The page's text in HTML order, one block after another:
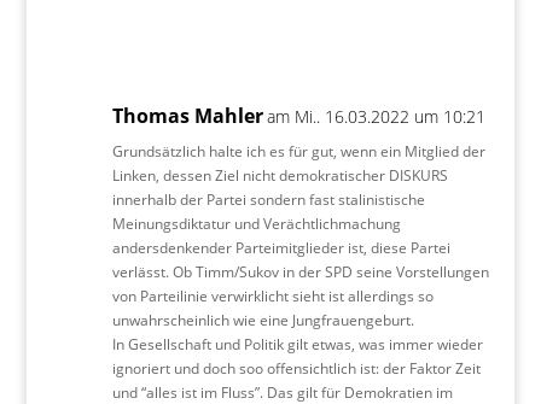
Thomas Mahleram Mi.. 16.03.2022 um 10:21
Grundsätzlich halte ich es für gut, wenn ein Mitglied der
Linken, dessen Ziel nicht demokratischer DISKURS
innerhalb der Partei sondern fast stalinistische
Meinungsdiktatur und Verächtlichmachung
andersdenkender Parteimitglieder ist, diese Partei
verlässt. Ob Timm/Sukov in der SPD seine Vorstellungen
von Parteilinie verwirklicht sieht ist allerdings so
unwahrscheinlich wie eine Jungfrauengeburt.
In Gesellschaft und Politik gilt etwas, was immer wieder
ignoriert und doch soo offensichtlich ist: der Faktor Zeit
und “alles ist im Fluss”. Das gilt für Demokratien im